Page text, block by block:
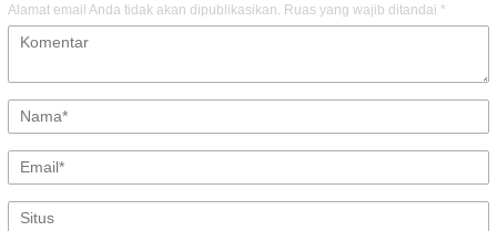
Alamat email Anda tidak akan dipublikasikan. Ruas yang wajib ditandai *